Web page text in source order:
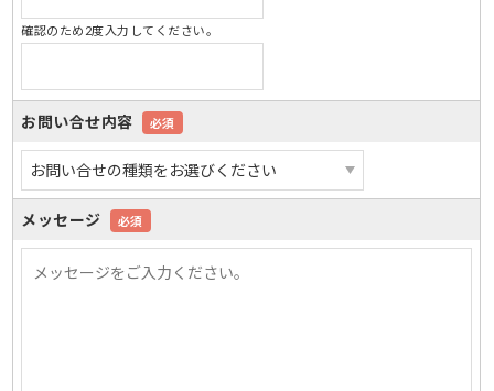
確認のため2度入力してください。
お問い合せ内容 必須
メッセージ 必須